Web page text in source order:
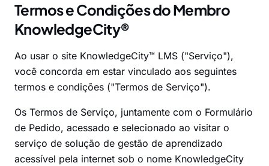
Termos e Condições do Membro
KnowledgeCity®
Ao usar o site KnowledgeCity™ LMS ("Serviço"),
você concorda em estar vinculado aos seguintes
termos e condições ("Termos de Serviço").
Os Termos de Serviço, juntamente com o Formulário
de Pedido, acessado e selecionado ao visitar o
serviço de solução de gestão de aprendizado
acessível pela internet sob o nome KnowledgeCity